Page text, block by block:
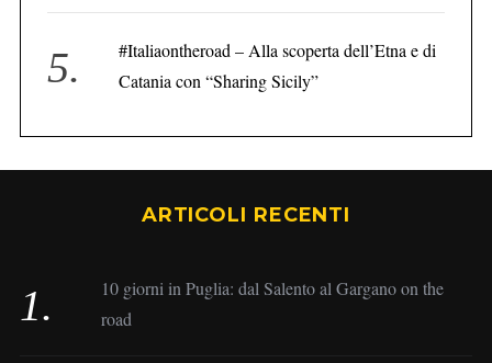
#Italiaontheroad – Alla scoperta dell’Etna e di
Catania con “Sharing Sicily”
ARTICOLI RECENTI
10 giorni in Puglia: dal Salento al Gargano on the
road